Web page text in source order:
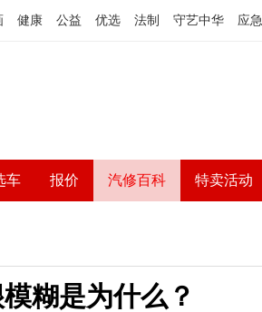
健康 公益 优选 法制 守艺中华 应
车 报价 汽修百科 特卖活动
糊是为什么？